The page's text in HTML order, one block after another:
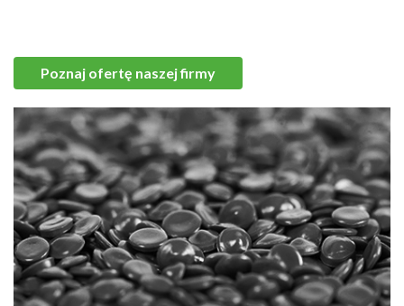
Poznaj ofertę naszej firmy